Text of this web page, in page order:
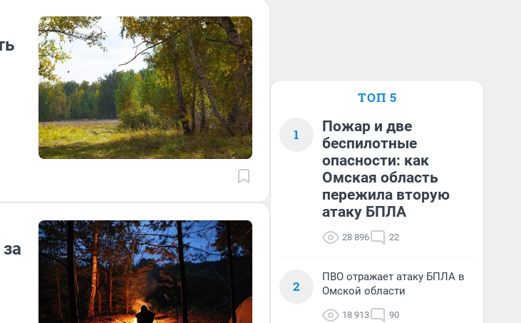
ТОП 5
1
Пожар и две
беспилотные
опасности: как
Омская область
пережила вторую
атаку БПЛА
28 896 22
2
ПВО отражает атаку БПЛА в
Омской области
18 913 90